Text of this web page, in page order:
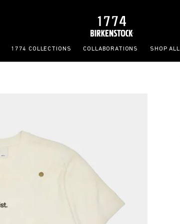
1774 COLLECTIONS COLLABORATIONS SHOP ALL